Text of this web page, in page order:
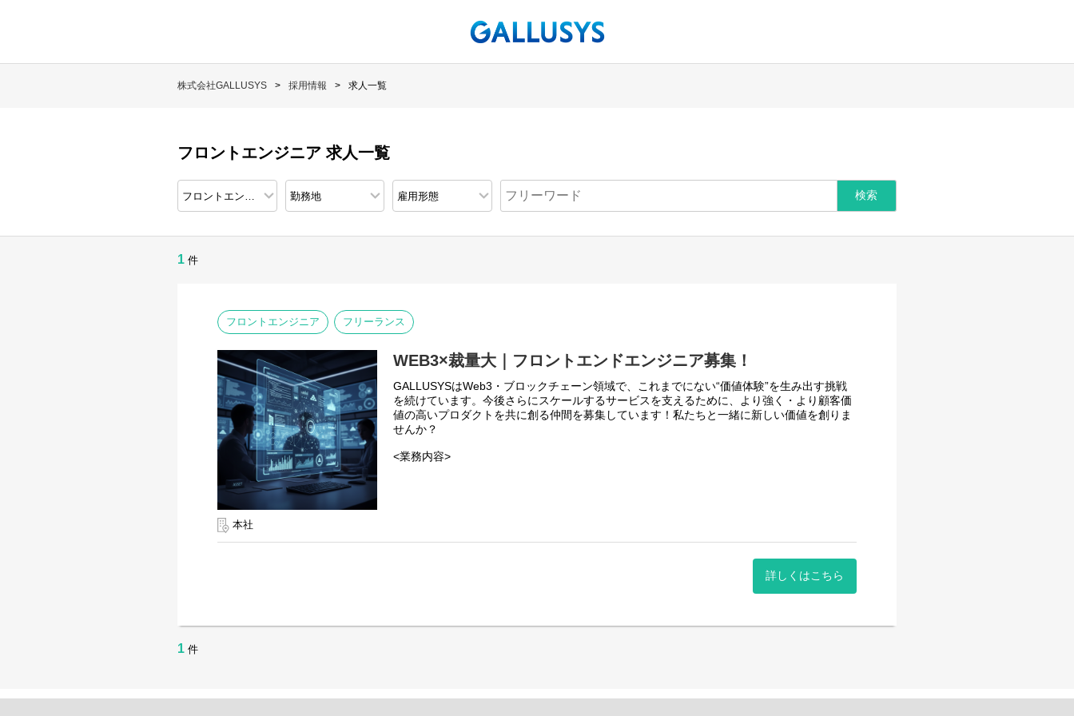
株式会社GALLUSYS 採用情報 求人一覧
フロントエンジニア 求人一覧
1 件
フロントエンジニア フリーランス
WEB3×裁量大｜フロントエンドエンジニア募集！
GALLUSYSはWeb3・ブロックチェーン領域で、これまでにない“価値体験”を生み出す挑戦
を続けています。今後さらにスケールするサービスを支えるために、より強く・より顧客価
値の高いプロダクトを共に創る仲間を募集しています！私たちと一緒に新しい価値を創りま
せんか？
<業務内容>
・ユーザーが安心・安全に利用できる、直感的で効率的なUI/UXの設計・改善。
本社
詳しくはこちら
1 件